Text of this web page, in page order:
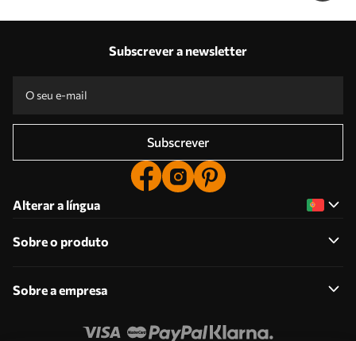
Subscrever a newsletter
Subscrever
Alterar a língua
Sobre o produto
Sobre a empresa